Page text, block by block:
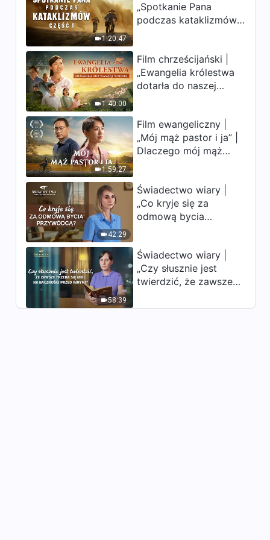
8:21
Słowo Boże na każdy dzień:
Poznanie Boga | Fragment 68
9:33
Słowo Boże na każdy dzień:
Poznanie Boga | Fragment 69
9:54
Słowo Boże na każdy dzień:
Poznanie Boga | Fragment 70
uderzają. Ludzkość
weszła w odliczanie.
1:20:47
„Spotkanie Pana
podczas kataklizmów”
krawędzi, dokąd
zmierza los ludzkości?
1:40:00
Film chrześcijański |
„Ewangelia królestwa
dotarła do naszej
1:59:27
Film ewangeliczny |
„Mój mąż pastor i ja” |
Dlaczego mój mąż
42:29
Świadectwo wiary |
„Co kryje się za
odmową bycia
58:39
Świadectwo wiary |
„Czy słusznie jest
twierdzić, że zawsze
baczności przed